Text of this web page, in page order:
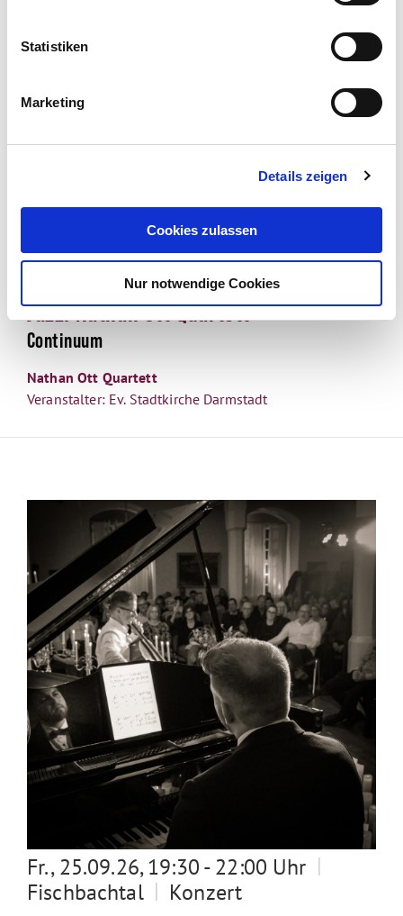
Statistiken
Marketing
Details zeigen
Cookies zulassen
Nur notwendige Cookies
Fr., 25.09.26, 19:30 - 21:30 Uhr
Darmstadt|Konzert
Jazz: Nathan Ott Quartett
Continuum
Nathan Ott Quartett
Veranstalter: Ev. Stadtkirche Darmstadt
Fr., 25.09.26, 19:30 - 22:00 Uhr |
Fischbachtal | Konzert